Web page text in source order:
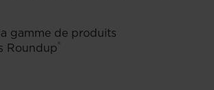
gamme de produits
Roundup®